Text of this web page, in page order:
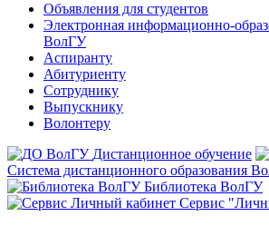
Объявления для студентов
Электронная информационно-
ВолГУ
Аспиранту
Абитуриенту
Сотруднику
Выпускнику
Волонтеру
Дистанционное обучение
Система дистанционного образования
Библиотека ВолГУ
Сервис